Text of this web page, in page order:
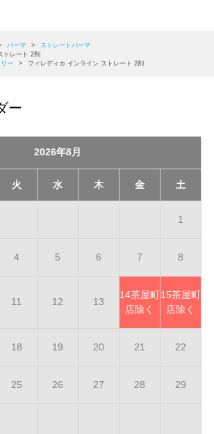
パーマ >
ストレートパーマ
トレート 2剤
ー > フィレディカ インライン ストレート 2剤
ー
2026年8月
火 水 木 金 土
1
4 5 6 7 8
11 12 13
14茶屋町
店除く
15茶屋町
店除く
18 19 20 21 22
25 26 27 28 29